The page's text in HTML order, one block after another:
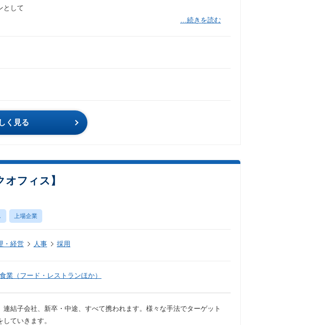
として
…続きを読む
く見る
フィス】
上場企業
・経営 人事 採用
業（フード・レストランほか）
結子会社、新卒・中途、すべて携われます。様々な手法でターゲット
ていきます。